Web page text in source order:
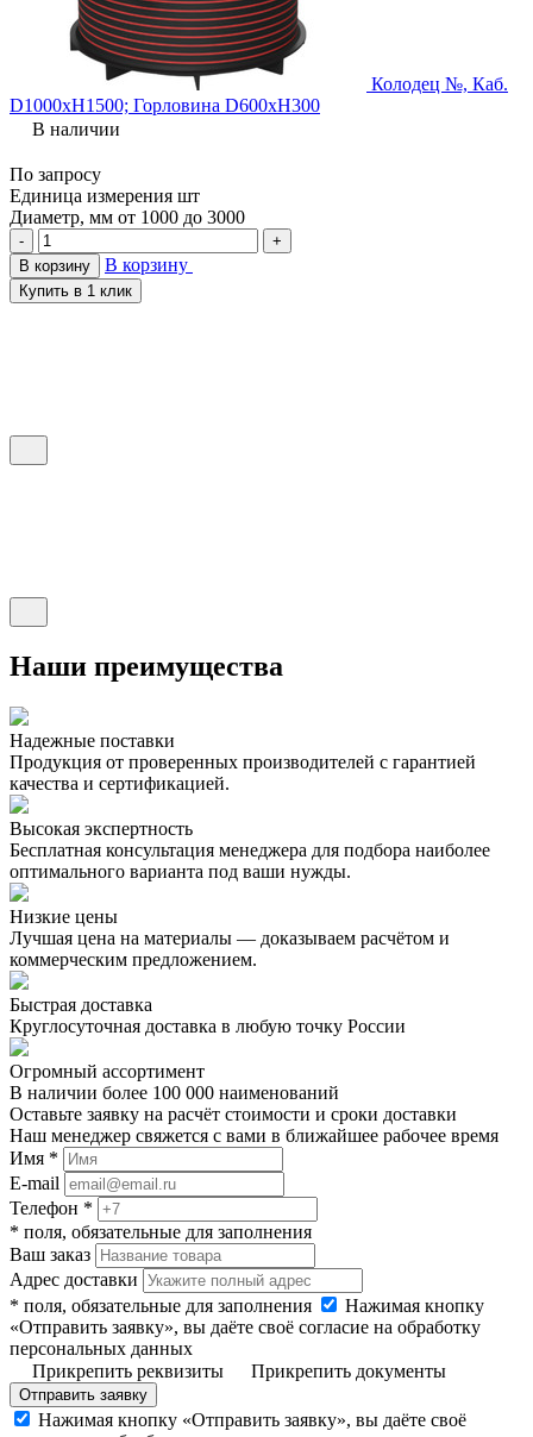
Колодец №, Каб.
D1000хH1500; Горловина D600хH300
В наличии
По запросу
Единица измерения шт
Диаметр, мм от 1000 до 3000
-
+
В корзину
В корзину
Купить в 1 клик
Наши преимущества
Надежные поставки
Продукция от проверенных производителей с гарантией
качества и сертификацией.
Высокая экспертность
Бесплатная консультация менеджера для подбора наиболее
оптимального варианта под ваши нужды.
Низкие цены
Лучшая цена на материалы — доказываем расчётом и
коммерческим предложением.
Быстрая доставка
Круглосуточная доставка в любую точку России
Огромный ассортимент
В наличии более 100 000 наименований
Оставьте заявку на расчёт стоимости и сроки доставки
Наш менеджер свяжется с вами в ближайшее рабочее время
Имя *
E-mail
Телефон *
* поля, обязательные для заполнения
Ваш заказ
Адрес доставки
* поля, обязательные для заполнения
Нажимая кнопку
«Отправить заявку», вы даёте своё согласие на обработку
персональных данных
Прикрепить реквизиты
Прикрепить документы
Отправить заявку
Нажимая кнопку «Отправить заявку», вы даёте своё